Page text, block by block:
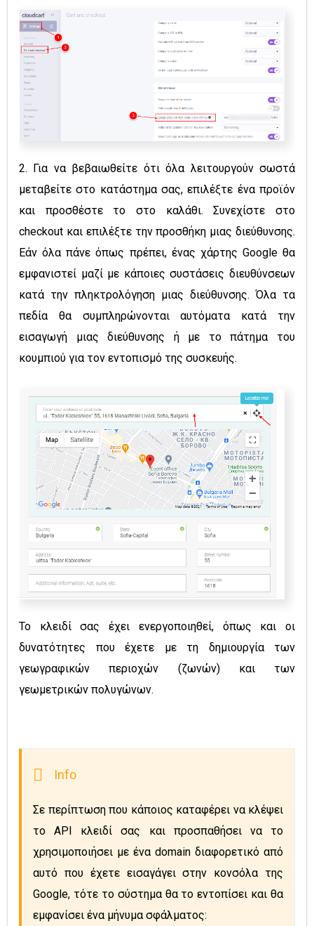
2. Για να βεβαιωθείτε ότι όλα λειτουργούν σωστά
μεταβείτε στο κατάστημα σας, επιλέξτε ένα προϊόν
και προσθέστε το στο καλάθι. Συνεχίστε στο
checkout και επιλέξτε την προσθήκη μιας διεύθυνσης.
Εάν όλα πάνε όπως πρέπει, ένας χάρτης Google θα
εμφανιστεί μαζί με κάποιες συστάσεις διευθύνσεων
κατά την πληκτρολόγηση μιας διεύθυνσης. Όλα τα
πεδία θα συμπληρώνονται αυτόματα κατά την
εισαγωγή μιας διεύθυνσης ή με το πάτημα του
κουμπιού για τον εντοπισμό της συσκευής.
Το κλειδί σας έχει ενεργοποιηθεί, όπως και οι
δυνατότητες που έχετε με τη δημιουργία των
γεωγραφικών περιοχών (ζωνών) και των
γεωμετρικών πολυγώνων.
Σε περίπτωση που κάποιος καταφέρει να κλέψει
το API κλειδί σας και προσπαθήσει να το
χρησιμοποιήσει με ένα domain διαφορετικό από
αυτό που έχετε εισαγάγει στην κονσόλα της
Google, τότε το σύστημα θα το εντοπίσει και θα
εμφανίσει ένα μήνυμα σφάλματος: